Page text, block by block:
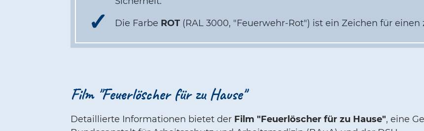
Die Farbe ROT (RAL 3000, "Feuerwehr-Rot") ist ein Zeichen für einen
Film "Feuerlöscher für zu Hause"
Detaillierte Informationen bietet der Film "Feuerlöscher für zu Hause", eine